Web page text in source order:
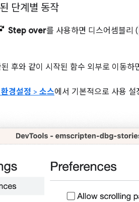
단계별 동작
Step over를 사용하면 디스어셈블리 (
후와 같이 시작된 함수 외부로 이동하
환경설정 > 소스에서 기본적으로 사용 설